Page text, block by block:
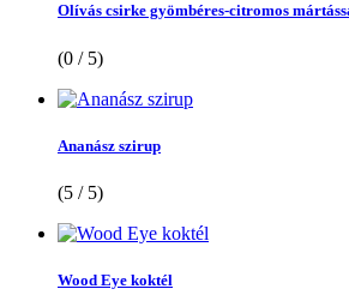
Olívás csirke gyömbéres-citromos
(0 / 5)
Ananász szirup
(5 / 5)
Wood Eye koktél